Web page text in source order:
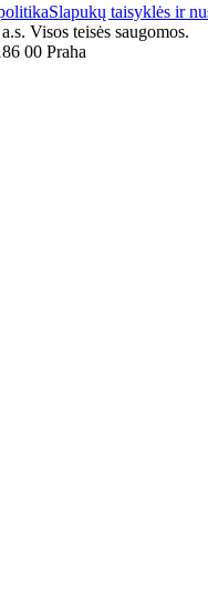
Slapukų taisyklės ir
Visos teisės saugomos.
00 Praha